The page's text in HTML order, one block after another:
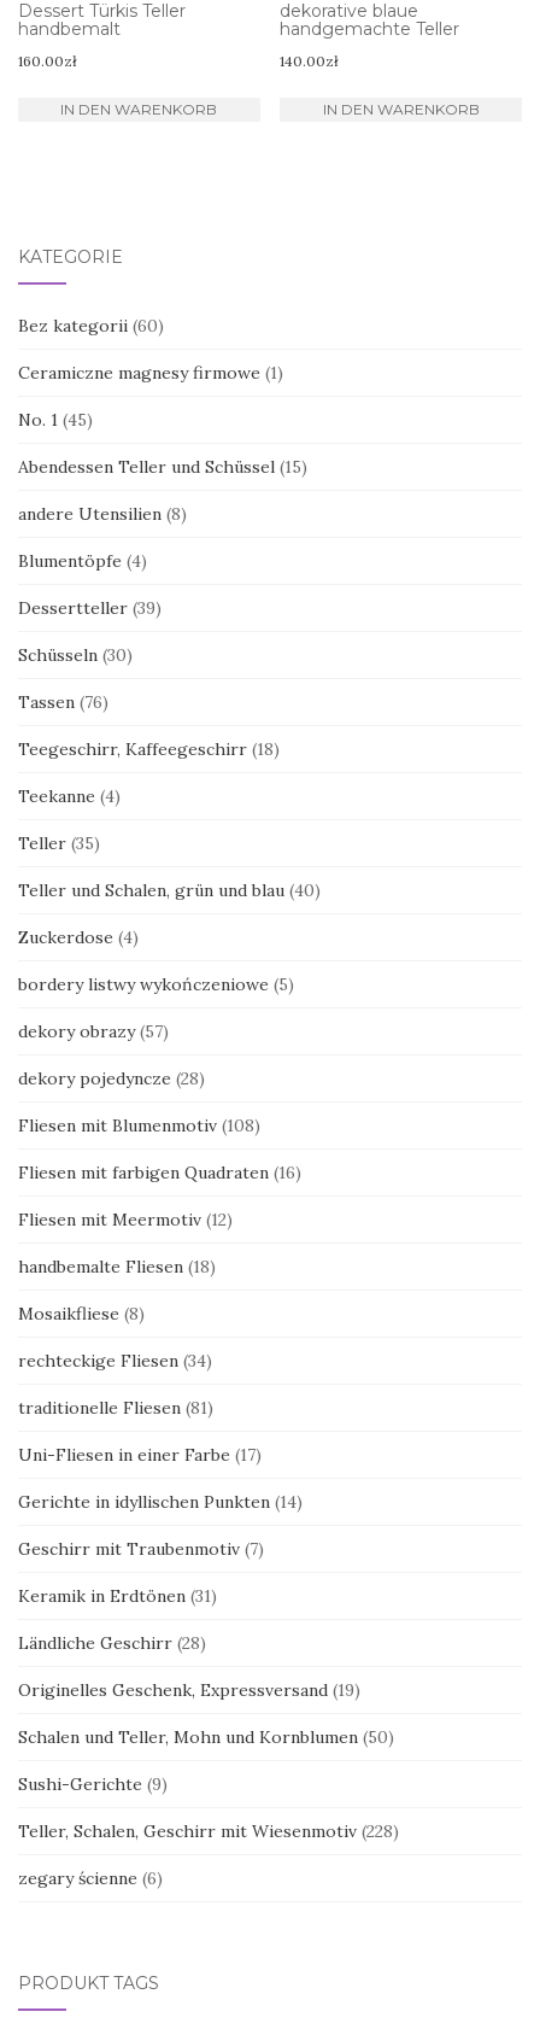
Dessert Türkis Teller
handbemalt
160.00zł
IN DEN WARENKORB
dekorative blaue
handgemachte Teller
140.00zł
IN DEN WARENKORB
KATEGORIE
Bez kategorii (60)
Ceramiczne magnesy firmowe (1)
No. 1 (45)
Abendessen Teller und Schüssel (15)
andere Utensilien (8)
Blumentöpfe (4)
Dessertteller (39)
Schüsseln (30)
Tassen (76)
Teegeschirr, Kaffeegeschirr (18)
Teekanne (4)
Teller (35)
Teller und Schalen, grün und blau (40)
Zuckerdose (4)
bordery listwy wykończeniowe (5)
dekory obrazy (57)
dekory pojedyncze (28)
Fliesen mit Blumenmotiv (108)
Fliesen mit farbigen Quadraten (16)
Fliesen mit Meermotiv (12)
handbemalte Fliesen (18)
Mosaikfliese (8)
rechteckige Fliesen (34)
traditionelle Fliesen (81)
Uni-Fliesen in einer Farbe (17)
Gerichte in idyllischen Punkten (14)
Geschirr mit Traubenmotiv (7)
Keramik in Erdtönen (31)
Ländliche Geschirr (28)
Originelles Geschenk, Expressversand (19)
Schalen und Teller, Mohn und Kornblumen (50)
Sushi-Gerichte (9)
Teller, Schalen, Geschirr mit Wiesenmotiv (228)
zegary ścienne (6)
PRODUKT TAGS